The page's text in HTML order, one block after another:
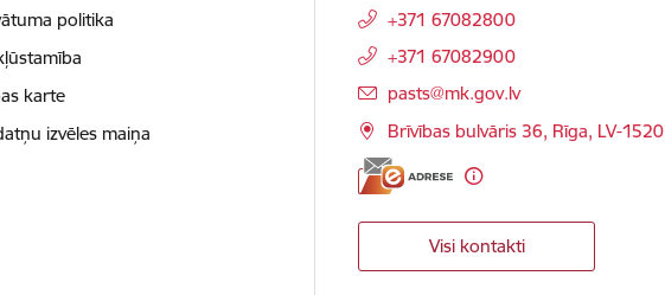
politika
karte
izvēles maiņa
+371 67082800
+371 67082900
E-pasts:
pasts@mk.gov.lv
Brīvības bulvāris 36, Rīga, LV-1520
Visi kontakti